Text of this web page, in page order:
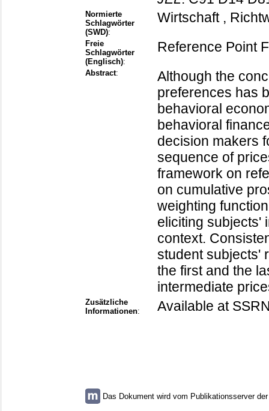
Normierte
Schlagwörter
(SWD):
Wirtschaft ,
Freie
Schlagwörter
(Englisch):
Reference Point
Abstract:
Although the
preferences has
behavioral
behavioral
decision makers
sequence of
framework on
on cumulative
weighting
eliciting subjects'
context.
student subjects'
the first and the
intermediate
Zusätzliche
Informationen: Available at
Das Dokument wird vom Publikationsserver